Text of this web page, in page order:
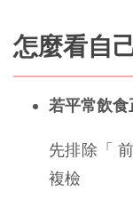
怎麼看自
若平常飲食
先排除「
複檢